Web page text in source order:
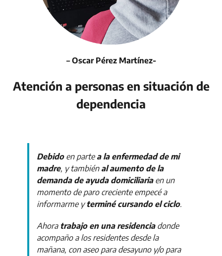
– Oscar Pérez Martínez-
Atención a personas en situación de
dependencia
Debido en partea la enfermedad de mi
madre, y también al aumento de la
demanda de ayuda domiciliariaen un
momento de paro creciente empecé a
informarme yterminé cursando el ciclo.
Ahora trabajo en una residenciadonde
acompaño a los residentes desde la
mañana, con aseo para desayuno y/o para